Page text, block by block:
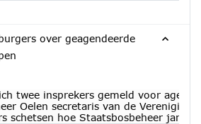
over geagendeerde
twee insprekers gemeld voor
Oelen secretaris van de
schetsen hoe Staatsbosbeheer